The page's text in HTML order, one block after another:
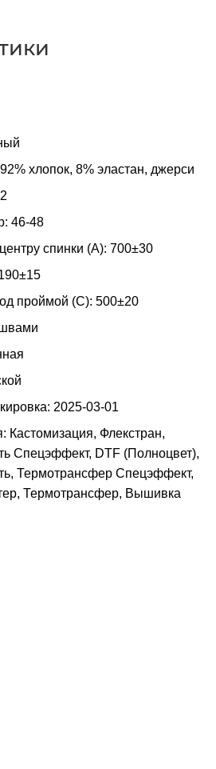
хлопок, 8% эластан, джерси
46-48
спинки (A): 700±30
проймой (С): 500±20
2025-03-01
Кастомизация, Флекстран,
Спецэффект, DTF (Полноцвет),
Термотрансфер Спецэффект,
Термотрансфер, Вышивка